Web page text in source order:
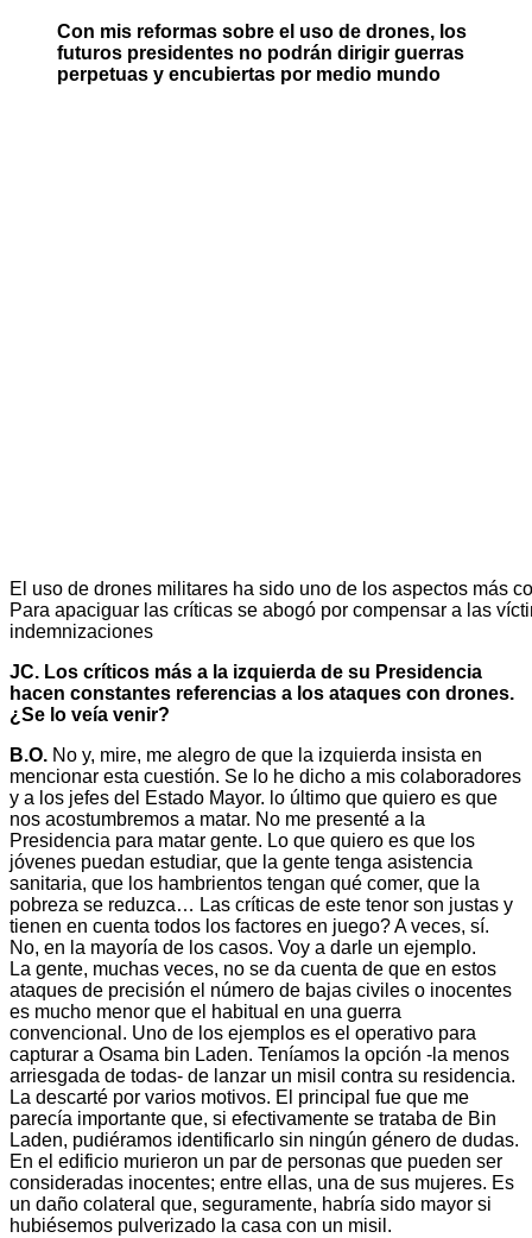
Con mis reformas sobre el uso de drones, los
futuros presidentes no podrán dirigir guerras
perpetuas y encubiertas por medio mundo
El uso de drones militares ha sido uno de los aspectos más
Para apaciguar las críticas se abogó por compensar a las
indemnizaciones
JC. Los críticos más a la izquierda de su Presidencia
hacen constantes referencias a los ataques con drones.
¿Se lo veía venir?
B.O. No y, mire, me alegro de que la izquierda insista en
mencionar esta cuestión. Se lo he dicho a mis colaboradores
y a los jefes del Estado Mayor. lo último que quiero es que
nos acostumbremos a matar. No me presenté a la
Presidencia para matar gente. Lo que quiero es que los
jóvenes puedan estudiar, que la gente tenga asistencia
sanitaria, que los hambrientos tengan qué comer, que la
pobreza se reduzca… Las críticas de este tenor son justas y
tienen en cuenta todos los factores en juego? A veces, sí.
No, en la mayoría de los casos. Voy a darle un ejemplo.
La gente, muchas veces, no se da cuenta de que en estos
ataques de precisión el número de bajas civiles o inocentes
es mucho menor que el habitual en una guerra
convencional. Uno de los ejemplos es el operativo para
capturar a Osama bin Laden. Teníamos la opción -la menos
arriesgada de todas- de lanzar un misil contra su residencia.
La descarté por varios motivos. El principal fue que me
parecía importante que, si efectivamente se trataba de Bin
Laden, pudiéramos identificarlo sin ningún género de dudas.
En el edificio murieron un par de personas que pueden ser
consideradas inocentes; entre ellas, una de sus mujeres. Es
un daño colateral que, seguramente, habría sido mayor si
hubiésemos pulverizado la casa con un misil.